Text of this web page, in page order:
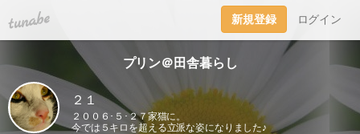
tuna.be 新規登録 ログイン
プリン＠田舎暮らし
２１
２００６･５･２７家猫に。
今では５キロを超える立派な姿になりました♪